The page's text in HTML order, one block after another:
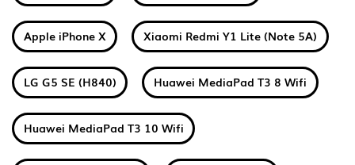
Apple iPhone X Xiaomi Redmi Y1 Lite (Note 5A)
LG G5 SE (H840) Huawei MediaPad T3 8 Wifi
Huawei MediaPad T3 10 Wifi